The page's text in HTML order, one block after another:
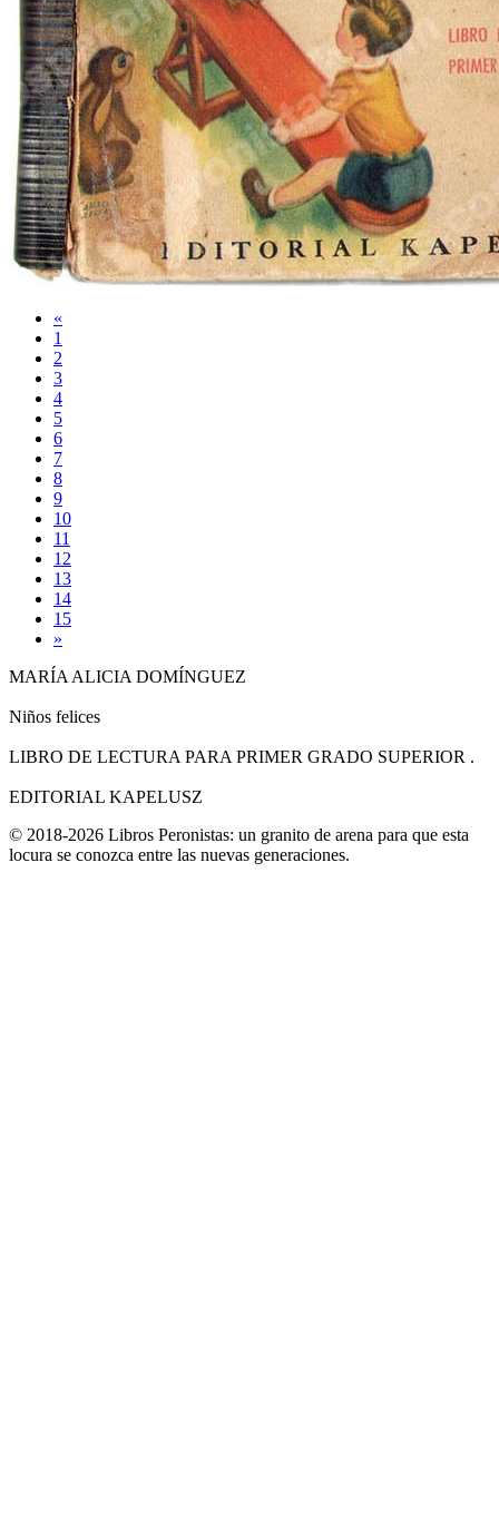
«
1
2
3
4
5
6
7
8
9
10
11
12
13
14
15
»
MARÍA ALICIA DOMÍNGUEZ
Niños felices
LIBRO DE LECTURA PARA PRIMER GRADO SUPERIOR .
EDITORIAL KAPELUSZ
© 2018-2026 Libros Peronistas: un granito de arena para que esta
locura se conozca entre las nuevas generaciones.